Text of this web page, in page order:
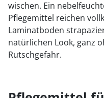
wischen. Ein
Pflegemittel reichen
Laminatboden
natürlichen Look, ganz
Rutschgefahr.